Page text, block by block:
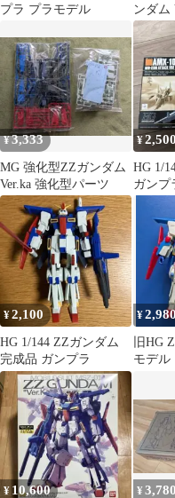
プラ プラモデル
ンダム
¥3,333
MG 強化型ZZガンダム
Ver.ka 強化型パーツ
¥2,500
HG 1/
ガンプ
¥2,100
HG 1/144 ZZガンダム
完成品 ガンプラ
¥
旧HG
モデル
¥ 10,600 ¥3,780